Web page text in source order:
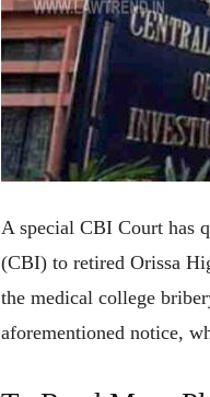
A special CBI Court has
(CBI) to retired Orissa
the medical college
aforementioned notice,